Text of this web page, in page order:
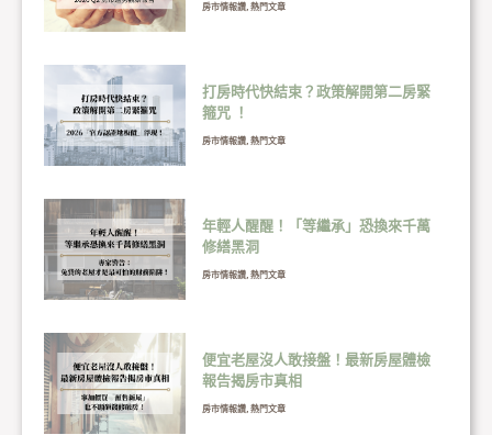
房市情報讚, 熱門文章
打房時代快結束？政策解開第二房緊
箍咒 ！
房市情報讚, 熱門文章
年輕人醒醒！「等繼承」恐換來千萬
修繕黑洞
房市情報讚, 熱門文章
便宜老屋沒人敢接盤！最新房屋體檢
報告揭房市真相
房市情報讚, 熱門文章